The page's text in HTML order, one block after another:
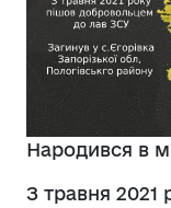
Народився в
З травня 2021